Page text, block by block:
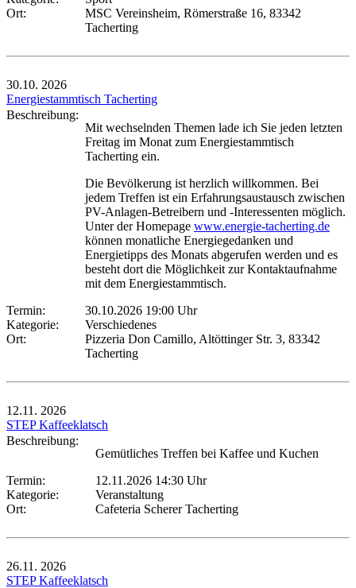
Ort:
MSC Vereinsheim, Römerstraße 16, 83342
Tacherting
30.10. 2026
Energiestammtisch Tacherting
Beschreibung:
Mit wechselnden Themen lade ich Sie jeden letzten
Freitag im Monat zum Energiestammtisch
Tacherting ein.
Die Bevölkerung ist herzlich willkommen. Bei
jedem Treffen ist ein Erfahrungsaustausch zwischen
PV-Anlagen-Betreibern und -Interessenten möglich.
Unter der Homepage www.energie-tacherting.de
können monatliche Energiegedanken und
Energietipps des Monats abgerufen werden und es
besteht dort die Möglichkeit zur Kontaktaufnahme
mit dem Energiestammtisch.
Termin:
30.10.2026 19:00 Uhr
Kategorie:
Verschiedenes
Ort:
Pizzeria Don Camillo, Altöttinger Str. 3, 83342
Tacherting
12.11. 2026
STEP Kaffeeklatsch
Beschreibung:
Gemütliches Treffen bei Kaffee und Kuchen
Termin:
12.11.2026 14:30 Uhr
Kategorie:
Veranstaltung
Ort:
Cafeteria Scherer Tacherting
26.11. 2026
STEP Kaffeeklatsch